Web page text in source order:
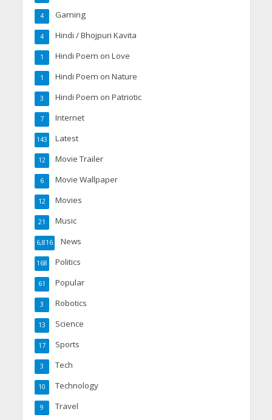
Gaming
4
Hindi / Bhojpuri Kavita
4
Hindi Poem on Love
1
Hindi Poem on Nature
1
Hindi Poem on Patriotic
3
Internet
7
Latest
143
Movie Trailer
12
Movie Wallpaper
6
Movies
12
Music
21
News
6,816
Politics
168
Popular
61
Robotics
3
Science
13
Sports
17
Tech
3
Technology
10
Travel
9